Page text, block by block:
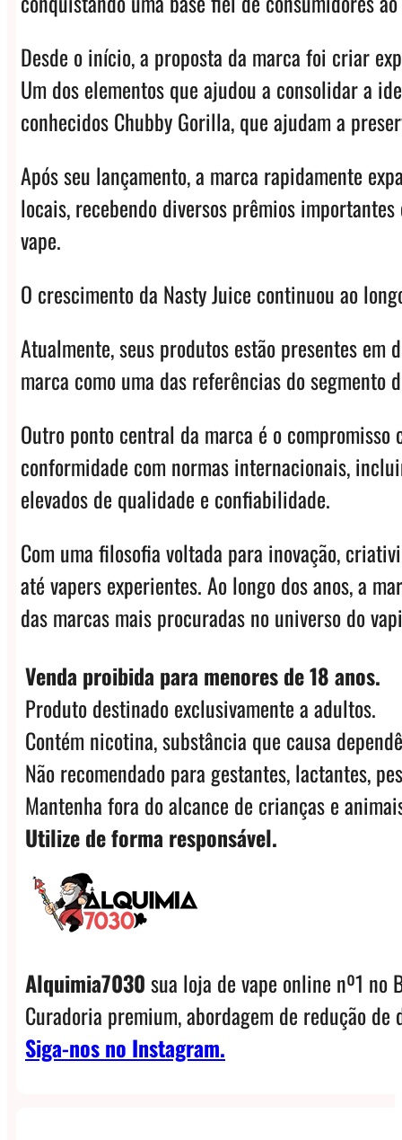
Desde o início, a proposta da marca foi criar
Um dos elementos que ajudou a consolidar a
conhecidos Chubby Gorilla, que ajudam a
Após seu lançamento, a marca rapidamente
locais, recebendo diversos prêmios
vape.
O crescimento da Nasty Juice continuou ao
Atualmente, seus produtos estão presentes
marca como uma das referências do segmento
Outro ponto central da marca é o
conformidade com normas internacionais,
elevados de qualidade e confiabilidade.
Com uma filosofia voltada para inovação,
até vapers experientes. Ao longo dos anos, a
das marcas mais procuradas no universo do
Venda proibida para menores de 18 anos.
Produto destinado exclusivamente a adultos.
Contém nicotina, substância que causa
Não recomendado para gestantes, lactantes,
Mantenha fora do alcance de crianças e
Utilize de forma responsável.
Alquimia7030sua loja de vape online nº1 no
Curadoria premium, abordagem de redução
Siga-nos no Instagram.